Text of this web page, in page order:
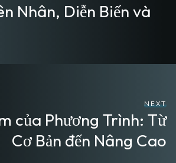
Nhân, Diễn Biến và
NEXT
của Phương Trình: Từ
Cơ Bản đến Nâng Cao